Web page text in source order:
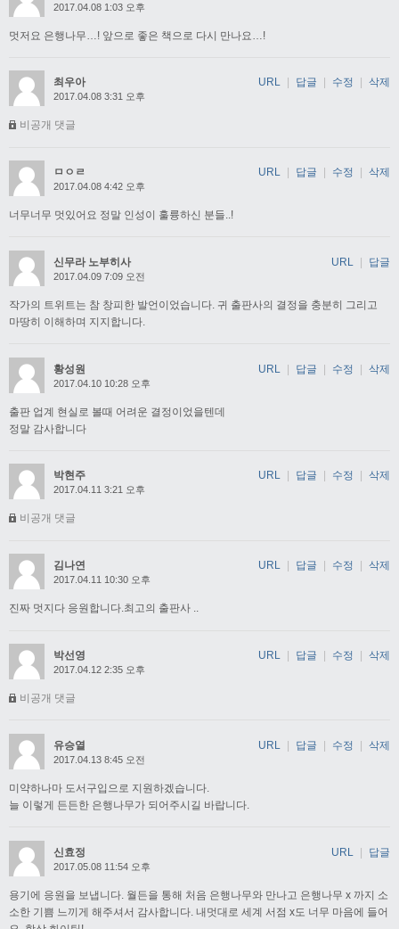
2017.04.08 1:03 오후
멋저요 은행나무…! 앞으로 좋은 책으로 다시 만나요…!
최우아
2017.04.08 3:31 오후
비공개 댓글
URL 답글 수정 삭제
ㅁㅇㄹ
2017.04.08 4:42 오후
너무너무 멋있어요 정말 인성이 훌륭하신 분들..!
URL 답글 수정 삭제
신무라 노부히사
2017.04.09 7:09 오전
작가의 트위트는 참 창피한 발언이었습니다. 귀 출판사의 결정을 충분히 그리고
마땅히 이해하며 지지합니다.
URL | 답글
황성원
2017.04.10 10:28 오후
출판 업계 현실로 볼때 어려운 결정이었을텐데
정말 감사합니다
URL | 답글 | 수정 | 삭제
박현주
2017.04.11 3:21 오후
비공개 댓글
URL 답글 수정 삭제
김나연
2017.04.11 10:30 오후
진짜 멋지다 응원합니다.최고의 출판사 ..
URL 답글 수정 삭제
박선영
2017.04.12 2:35 오후
비공개 댓글
URL 답글 수정 삭제
유승열
2017.04.13 8:45 오전
미약하나마 도서구입으로 지원하겠습니다.
늘 이렇게 든든한 은행나무가 되어주시길 바랍니다.
URL | 답글 | 수정 | 삭제
신효정
2017.05.08 11:54 오후
용기에 응원을 보냅니다. 월든을 통해 처음 은행나무와 만나고 은행나무 x 까지 소
소한 기쁨 느끼게 해주셔서 감사합니다. 내멋대로 세계 서점 x도 너무 마음에 들어
URL | 답글